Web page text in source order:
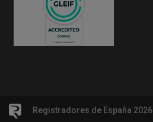
Registradores de España 2026